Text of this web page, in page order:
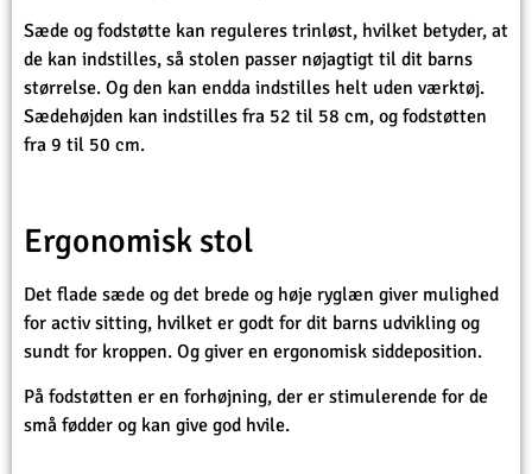
Sæde og fodstøtte kan reguleres trinløst, hvilket betyder, at
de kan indstilles, så stolen passer nøjagtigt til dit barns
størrelse. Og den kan endda indstilles helt uden værktøj.
Sædehøjden kan indstilles fra 52 til 58 cm, og fodstøtten
fra 9 til 50 cm.
Ergonomisk stol
Det flade sæde og det brede og høje ryglæn giver mulighed
for activ sitting, hvilket er godt for dit barns udvikling og
sundt for kroppen. Og giver en ergonomisk siddeposition.
På fodstøtten er en forhøjning, der er stimulerende for de
små fødder og kan give god hvile.